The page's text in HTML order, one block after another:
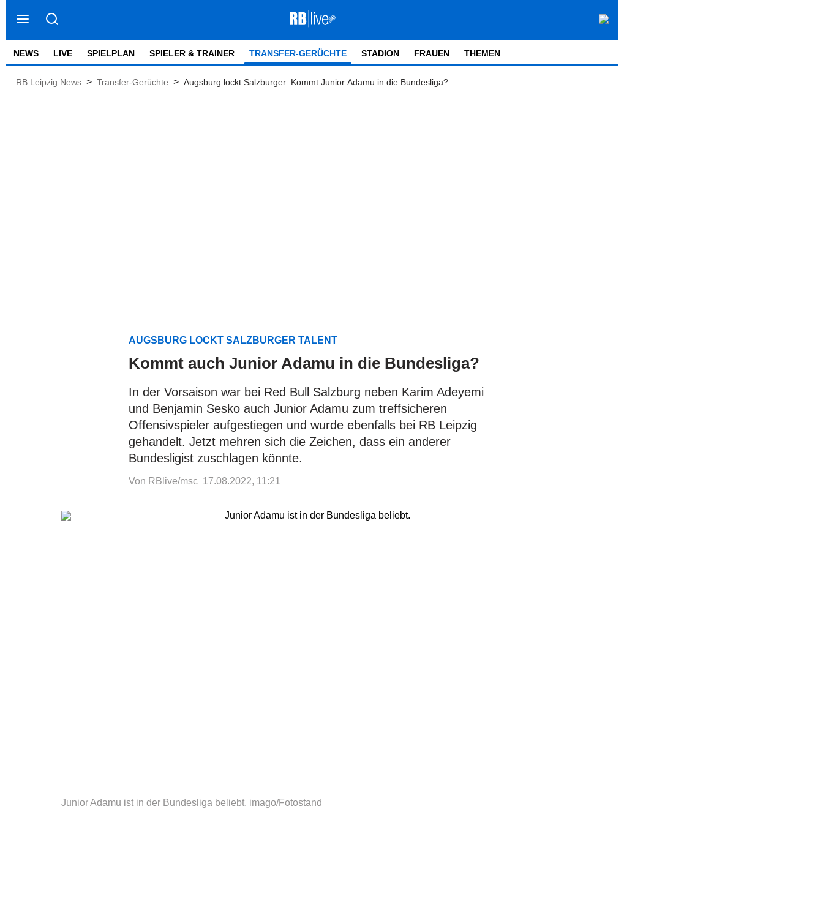
NEWS LIVE SPIELPLAN SPIELER & TRAINER TRANSFER-GERÜCHTE STADION FRAUEN THEMEN
RB Leipzig News > Transfer-Gerüchte > Augsburg lockt Salzburger: Kommt Junior Adamu in die Bundesliga?
AUGSBURG LOCKT SALZBURGER TALENT
Kommt auch Junior Adamu in die Bundesliga?
In der Vorsaison war bei Red Bull Salzburg neben Karim Adeyemi
und Benjamin Sesko auch Junior Adamu zum treffsicheren
Offensivspieler aufgestiegen und wurde ebenfalls bei RB Leipzig
gehandelt. Jetzt mehren sich die Zeichen, dass ein anderer
Bundesligist zuschlagen könnte.
Von RBlive/msc 17.08.2022, 11:21
Junior Adamu ist in der Bundesliga beliebt. imago/Fotostand